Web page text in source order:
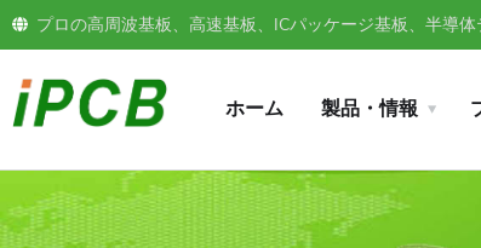
プロの高周波基板、高速基板、ICパッケージ基板、半導
ホーム 製品・情報